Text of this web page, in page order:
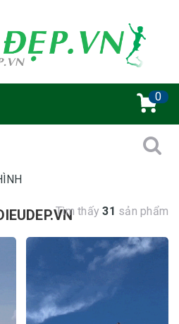
0
Tìm thấy31 sản phẩm